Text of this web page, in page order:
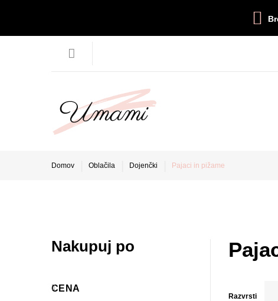
Domov Oblačila Dojenčki Pajaci in pižame
Razvrsti
Nakupuj po
CENA